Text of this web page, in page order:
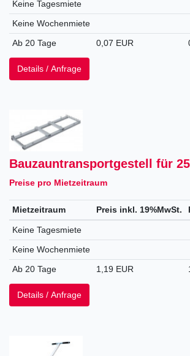
Keine Tagesmiete
Keine Wochenmiete
Ab 20 Tage
0,07 EUR
Details / Anfrage
Bauzauntransportgestell für
Preise pro Mietzeitraum
Mietzeitraum Preis inkl. 19%MwSt.
Keine Tagesmiete
Keine Wochenmiete
Ab 20 Tage
1,19 EUR
Details / Anfrage